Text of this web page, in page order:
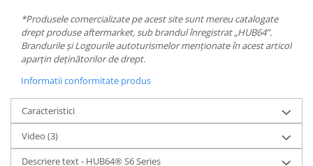
*Produsele comercializate pe acest site sunt mereu catalogate
drept produse aftermarket, sub brandul înregistrat „HUB64”.
Brandurile și Logourile autoturismelor menționate în acest articol
aparțin deținătorilor de drept.
Informatii conformitate produs
Caracteristici
Video (3)
Descriere text - HUB64® S6 Series